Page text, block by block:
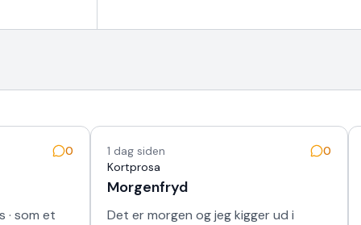
0
som et
1 dag siden
0
Kortprosa
Morgenfryd
Det er morgen og jeg kigger ud i